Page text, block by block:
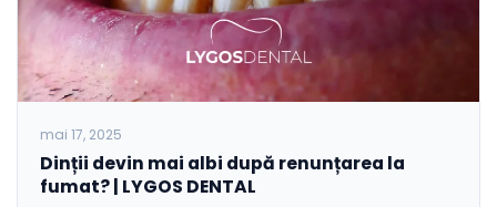
mai 17, 2025
Dinții devin mai albi după renunțarea la
fumat? | LYGOS DENTAL